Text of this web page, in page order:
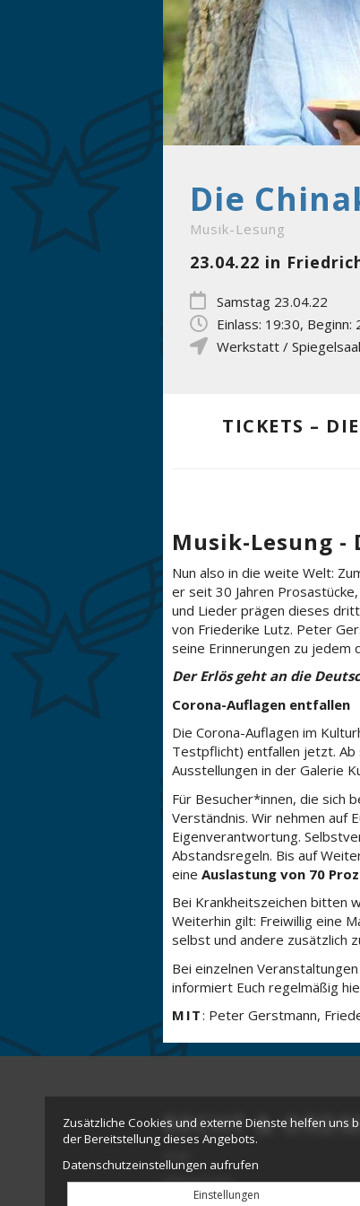
Die
Musik-Lesung
23.04.22 in
Samstag 23.04.22
Einlass: 19:30, Beginn:
Werkstatt / Spiegelsaal
TICKETS –
Musik-Lesung -
Nun also in die weite Welt:
er seit 30 Jahren
und Lieder prägen dieses
von Friederike Lutz. Peter
seine Erinnerungen zu jedem
Der Erlös geht an die
Corona-Auflagen entfallen
Die Corona-Auflagen im
Testpflicht) entfallen jetzt. Ab
Ausstellungen in der Galerie
Für Besucher*innen, die sich
Verständnis. Wir nehmen auf
Eigenverantwortung.
Abstandsregeln. Bis auf
eine Auslastung von 70
Bei Krankheitszeichen bitten
Weiterhin gilt: Freiwillig eine
selbst und andere zusätzlich
Bei einzelnen
informiert Euch regelmäßig
MIT: Peter Gerstmann,
RECHT &
Impressum
Zusätzliche Cookies und externe Dienste helfen uns
der Bereitstellung dieses Angebots.
Datenschutzeinstellungen aufrufen
Einstellungen